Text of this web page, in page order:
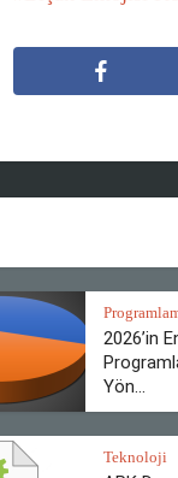
2026’in
Yön...
Teknoloji